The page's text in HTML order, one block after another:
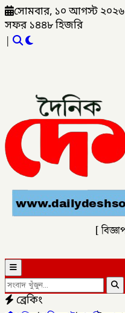
সোমবার, ১০ আগস্ট ২০২৬
সফর ১৪৪৮ হিজরি
|
[
ব্রেকিং